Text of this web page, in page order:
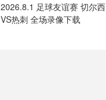
2026.8.1 足球友谊赛 切尔西
VS热刺 全场录像下载